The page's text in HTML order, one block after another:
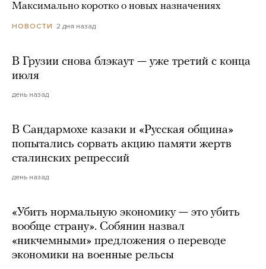
Максимально коротко о новых назначениях
НОВОСТИ 2 дня назад
В Грузии снова блэкаут — уже третий с конца
июля
день назад
В Сандармохе казаки и «Русская община»
попытались сорвать акцию памяти жертв
сталинских репрессий
день назад
«Убить нормальную экономику — это убить
вообще страну». Собянин назвал
«никчемными» предложения о переводе
экономики на военные рельсы